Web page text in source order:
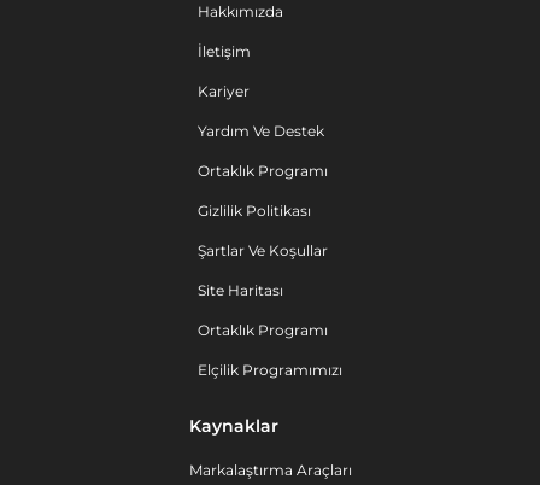
Hakkımızda
İletişim
Kariyer
Yardım Ve Destek
Ortaklık Programı
Gizlilik Politikası
Şartlar Ve Koşullar
Site Haritası
Ortaklık Programı
Elçilik Programımızı
Kaynaklar
Markalaştırma Araçları